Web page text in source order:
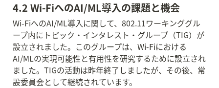
4.2 Wi-FiへのAI/ML導入の課題と機会
Wi-FiへのAI/ML導入に関して、802.11ワーキンググル
ープ内にトピック・インタレスト・グループ（TIG）が
設立されました。このグループは、Wi-Fiにおける
AI/MLの実現可能性と有用性を研究するために設立され
ました。TIGの活動は昨年終了しましたが、その後、常
設委員会として継続されています。